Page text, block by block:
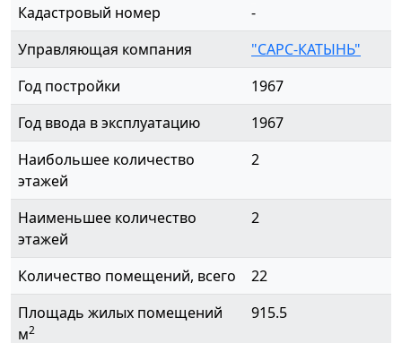
Кадастровый номер
-
Управляющая компания
"САРС-КАТЫНЬ"
Год постройки
1967
Год ввода в эксплуатацию
1967
Наибольшее количество
этажей
2
Наименьшее количество
этажей
2
Количество помещений, всего
22
Площадь жилых помещений
м2
915.5